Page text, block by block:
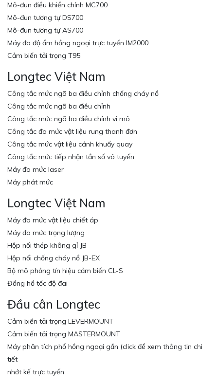
Mô-đun điều khiển chính MC700
Mô-đun tương tự DS700
Mô-đun tương tự AS700
Máy đo độ ẩm hồng ngoại trực tuyến IM2000
Cảm biến tải trọng T95
Longtec Việt Nam
Công tắc mức ngã ba điều chỉnh chống cháy nổ
Công tắc mức ngã ba điều chỉnh
Công tắc mức ngã ba điều chỉnh vi mô
Công tắc đo mức vật liệu rung thanh đơn
Công tắc mức vật liệu cánh khuấy quay
Công tắc mức tiếp nhận tần số vô tuyến
Máy đo mức laser
Máy phát mức
Longtec Việt Nam
Máy đo mức vật liệu chiết áp
Máy đo mức trọng lượng
Hộp nối thép không gỉ JB
Hộp nối chống cháy nổ JB-EX
Bộ mô phỏng tín hiệu cảm biến CL-S
Đồng hồ tốc độ đai
Đầu cân Longtec
Cảm biến tải trọng LEVERMOUNT
Cảm biến tải trọng MASTERMOUNT
Máy phân tích phổ hồng ngoại gần (click để xem thông tin chi
tiết
nhớt kế trực tuyến